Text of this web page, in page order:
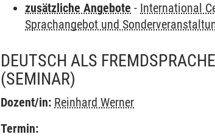
zusätzliche Angebote - International
Sprachangebot und
DEUTSCH ALS
(SEMINAR)
Dozent/in: Reinhard Werner
Termin: